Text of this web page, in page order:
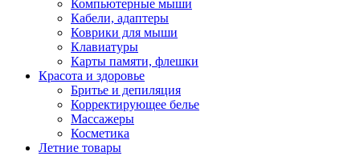
Компьютерные мыши
Кабели, адаптеры
Коврики для мыши
Клавиатуры
Карты памяти, флешки
Красота и здоровье
Бритье и депиляция
Корректирующее белье
Массажеры
Косметика
Летние товары